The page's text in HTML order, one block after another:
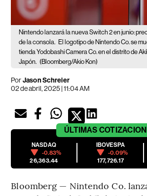
Nintendo lanzará la nueva Switch 2 en junio:
de la consola. El logotipo de Nintendo Co. se
tienda Yodobashi Camera Co. en el distrito de
Japón. (Bloomberg/Akio Kon)
PorJason Schreier
02 de abril, 2025 | 11:04 AM
ÚLTIMAS
NASDAQ
-0.83%
26,363.44
IBOVESPA
-0.09%
177,726.17
Bloomberg — Nintendo Co.